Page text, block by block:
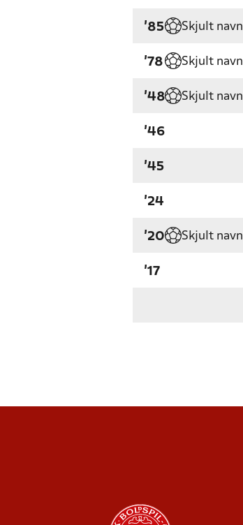
'85 Skjult navn
'78 Skjult navn
'48 Skjult navn
'46
'45
'24
'20 Skjult navn
'17